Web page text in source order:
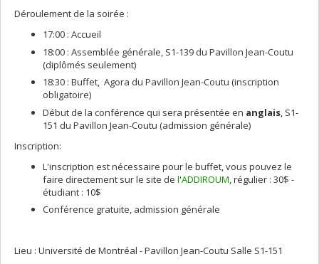
Déroulement de la soirée :
17:00 : Accueil
18:00 : Assemblée générale, S1-139 du Pavillon Jean-Coutu
(diplômés seulement)
18:30 : Buffet, Agora du Pavillon Jean-Coutu (inscription
obligatoire)
Début de la conférence qui sera présentée en anglais , S1-
151 du Pavillon Jean-Coutu (admission générale)
Inscription:
L'inscription est nécessaire pour le buffet, vous pouvez le
faire directement sur le site de l'ADDIROUM , régulier : 30$ -
étudiant : 10$
Conférence gratuite, admission générale
Lieu : Université de Montréal - Pavillon Jean-Coutu Salle S1-151